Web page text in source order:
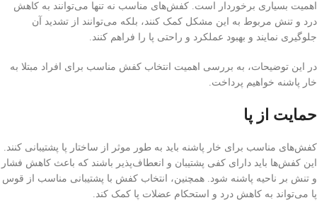
اهمیت بسیاری برخوردار است. کفش‌های مناسب نه تنها می‌توانند به کاهش
درد و تنش مربوط به این مشکل کمک کنند، بلکه می‌توانند از تشدید آن
جلوگیری نمایند و بهبود عملکرد و راحتی پا را فراهم کنند.
در این توضیحات، به بررسی اهمیت انتخاب کفش مناسب برای افراد مبتلا به
خار پاشنه خواهیم پرداخت.
حمایت از پا
کفش‌های مناسب برای خار پاشنه باید به طور موثر از ساختار پا پشتیبانی کنند.
این کفش‌ها باید دارای کفی پشتیبان و انعطاف‌پذیر باشند که باعث کاهش فشار
و تنش بر ناحیه پاشنه شود. همچنین، انتخاب کفش با پشتیبانی مناسب از قوس
پا می‌تواند به کاهش درد و استحکام عضلات پا کمک کند.